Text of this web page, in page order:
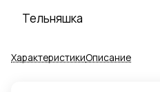
Тельняшка
ХарактеристикиОписание